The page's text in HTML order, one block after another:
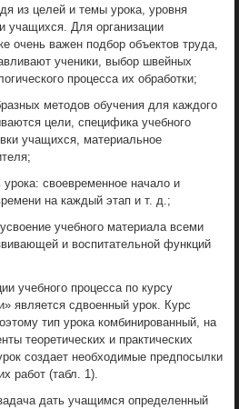
из целей и темы урока, уровня
учащихся. Для организации
очень важен подбор объектов труда,
ученики, выбор швейных
процесса их обработки;
методов обучения для каждого
цели, специфика учебного
учащихся, материальное
урока: своевременное начало и
на каждый этап и т. д.;
учебного материала всеми
и воспитательной функций
учебного процесса по курсу
является сдвоенный урок. Курс
тип урока комбинированный, на
теоретических и практических
создает необходимые предпосылки
работ (табл. 1).
дать учащимся определенный